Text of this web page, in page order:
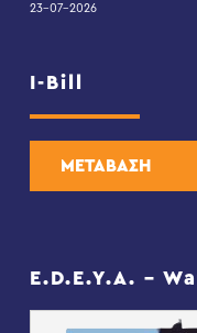
23-07-2026
I-Bill
ΜΕΤΑΒΑΣΗ
E.D.E.Y.A. –